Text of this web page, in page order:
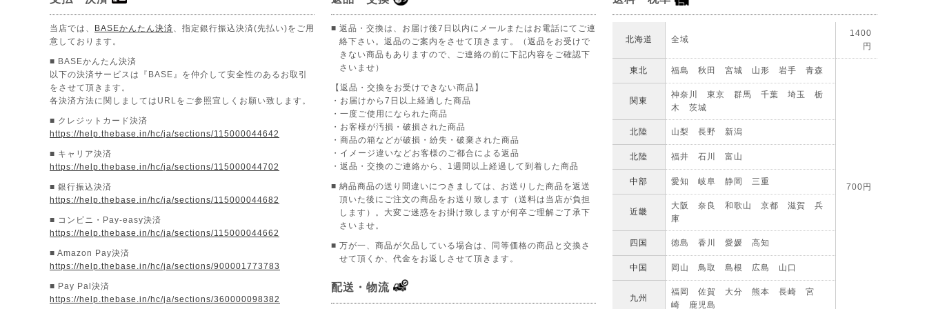
当店では、 BASEかんたん決済 、指定銀行振込決済(先払い)をご用
意しております。
■ BASEかんたん決済
以下の決済サービスは『BASE』を仲介して安全性のあるお取引
をさせて頂きます。
各決済方法に関しましてはURLをご参照宜しくお願い致します。
■ クレジットカード決済
https://help.thebase.in/hc/ja/sections/115000044642
■ キャリア決済
https://help.thebase.in/hc/ja/sections/115000044702
■ 銀行振込決済
https://help.thebase.in/hc/ja/sections/115000044682
■ コンビニ・Pay-easy決済
https://help.thebase.in/hc/ja/sections/115000044662
■ Amazon Pay決済
https://help.thebase.in/hc/ja/sections/900001773783
■ Pay Pal決済
https://help.thebase.in/hc/ja/sections/360000098382
■ 返品・交換は、お届け後7日以内にメールまたはお電話にてご連
絡下さい。返品のご案内をさせて頂きます。（返品をお受けで
きない商品もありますので、ご連絡の前に下記内容をご確認下
さいませ）
【返品・交換をお受けできない商品】
・お届けから7日以上経過した商品
・一度ご使用になられた商品
・お客様が汚損・破損された商品
・商品の箱などが破損・紛失・破棄された商品
・イメージ違いなどお客様のご都合による返品
・返品・交換のご連絡から、1週間以上経過して到着した商品
■ 納品商品の送り間違いにつきましては、お送りした商品を返送
頂いた後にご注文の商品をお送り致します（送料は当店が負担
します）。大変ご迷惑をお掛け致しますが何卒ご理解ご了承下
さいませ。
■ 万が一、商品が欠品している場合は、同等価格の商品と交換さ
せて頂くか、代金をお返しさせて頂きます。
配送・物流
北海道 全域
1400
円
東北 福島 秋田 宮城 山形 岩手 青森
700円
関東
神奈川 東京 群馬 千葉 埼玉 栃
木 茨城
北陸 山梨 長野 新潟
北陸 福井 石川 富山
中部 愛知 岐阜 静岡 三重
近畿
大阪 奈良 和歌山 京都 滋賀 兵
庫
四国 徳島 香川 愛媛 高知
中国 岡山 鳥取 島根 広島 山口
九州
福岡 佐賀 大分 熊本 長崎 宮
崎 鹿児島